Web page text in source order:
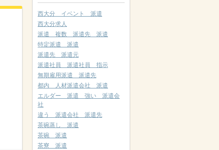
西大分 イベント 派遣
西大分求人
派遣 複数 派遣先 派遣
特定派遣 派遣
派遣先 派遣元
派遣社員 派遣社員 指示
無期雇用派遣 派遣先
都内 人材派遣会社 派遣
エルダー 派遣 強い 派遣会
社
違う 派遣会社 派遣先
茶碗蒸し 派遣
茶碗 派遣
茶寮 派遣